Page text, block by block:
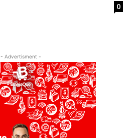
0
- Advertisment -